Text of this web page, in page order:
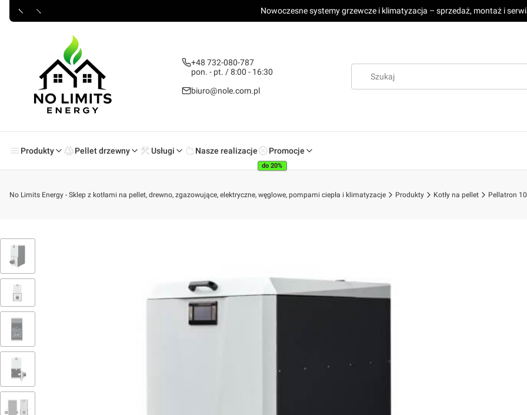
Nowoczesne systemy grzewcze i klimatyzacja – sprzedaż, montaż i
+48 732-080-787
pon. - pt. / 8:00 - 16:30
biuro@nole.com.pl
Produkty Pellet drzewny Usługi Nasze realizacje Promocje
do 20%
No Limits Energy - Sklep z kotłami na pellet, drewno, zgazowujące, elektryczne, węglowe, pompami ciepła i klimatyzacje Produkty Kotły na pellet Pellatron